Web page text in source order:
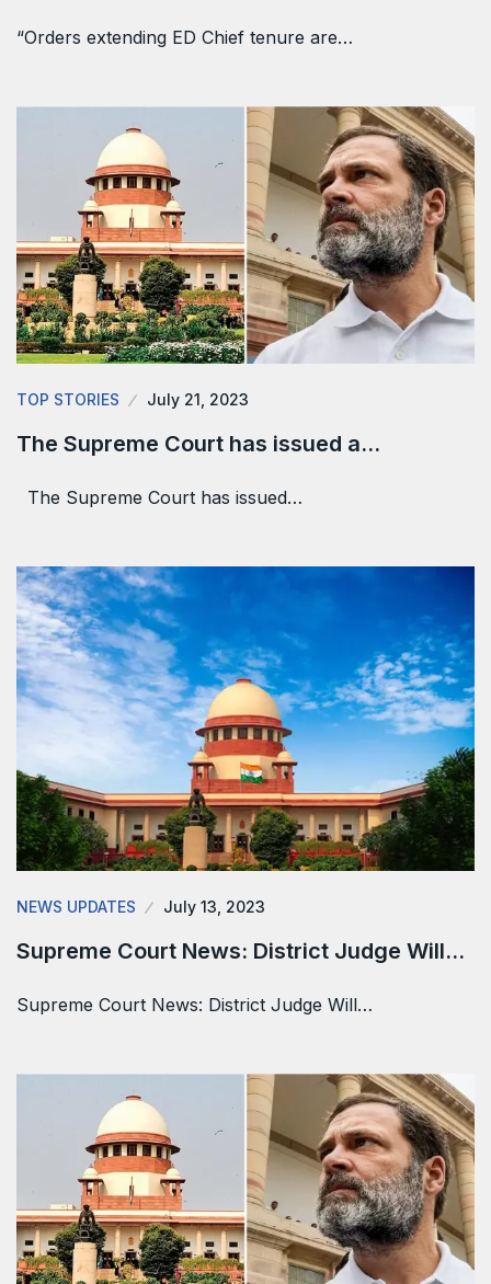
“Orders extending ED Chief tenure are…
TOP STORIES July 21, 2023
The Supreme Court has issued a…
The Supreme Court has issued…
NEWS UPDATES July 13, 2023
Supreme Court News: District Judge Will…
Supreme Court News: District Judge Will…